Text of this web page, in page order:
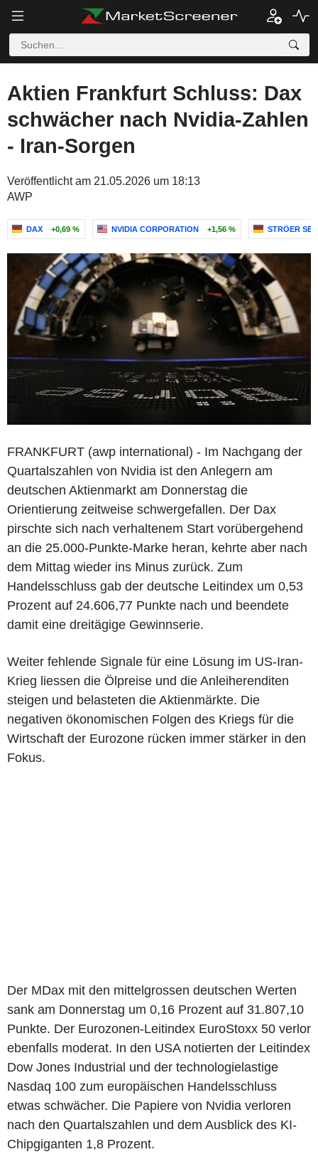
Aktien Frankfurt Schluss: Dax
schwächer nach Nvidia-Zahlen
- Iran-Sorgen
Veröffentlicht am 21.05.2026 um 18:13
AWP
DAX +0,69 % NVIDIA CORPORATION +1,56 % STRÖER SE
FRANKFURT (awp international) - Im Nachgang der
Quartalszahlen von Nvidia ist den Anlegern am
deutschen Aktienmarkt am Donnerstag die
Orientierung zeitweise schwergefallen. Der Dax
pirschte sich nach verhaltenem Start vorübergehend
an die 25.000-Punkte-Marke heran, kehrte aber nach
dem Mittag wieder ins Minus zurück. Zum
Handelsschluss gab der deutsche Leitindex um 0,53
Prozent auf 24.606,77 Punkte nach und beendete
damit eine dreitägige Gewinnserie.
Weiter fehlende Signale für eine Lösung im US-Iran-
Krieg liessen die Ölpreise und die Anleiherenditen
steigen und belasteten die Aktienmärkte. Die
negativen ökonomischen Folgen des Kriegs für die
Wirtschaft der Eurozone rücken immer stärker in den
Fokus.
Der MDax mit den mittelgrossen deutschen Werten
sank am Donnerstag um 0,16 Prozent auf 31.807,10
Punkte. Der Eurozonen-Leitindex EuroStoxx 50 verlor
ebenfalls moderat. In den USA notierten der Leitindex
Dow Jones Industrial und der technologielastige
Nasdaq 100 zum europäischen Handelsschluss
etwas schwächer. Die Papiere von Nvidia verloren
nach den Quartalszahlen und dem Ausblick des KI-
Chipgiganten 1,8 Prozent.